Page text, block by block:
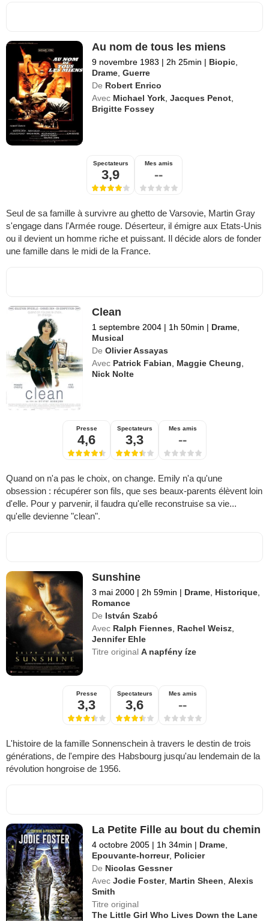
Au nom de tous les miens
9 novembre 1983 | 2h 25min | Biopic,
Drame,Guerre
De Robert Enrico
Avec Michael York,Jacques Penot,
Brigitte Fossey
Spectateurs
3,9
Mes amis
--
Seul de sa famille à survivre au ghetto de Varsovie, Martin Gray
s'engage dans l'Armée rouge. Déserteur, il émigre aux Etats-Unis
ou il devient un homme riche et puissant. Il décide alors de fonder
une famille dans le midi de la France.
Clean
1 septembre 2004 | 1h 50min | Drame,
Musical
De Olivier Assayas
Avec Patrick Fabian, Maggie Cheung,
Nick Nolte
Presse
4,6
Spectateurs
3,3
Mes amis
--
Quand on n'a pas le choix, on change. Emily n'a qu'une
obsession : récupérer son fils, que ses beaux-parents élèvent loin
d'elle. Pour y parvenir, il faudra qu'elle reconstruise sa vie...
qu'elle devienne "clean".
Sunshine
3 mai 2000 | 2h 59min | Drame, Historique,
Romance
De István Szabó
Avec Ralph Fiennes, Rachel Weisz,
Jennifer Ehle
Titre originalA napfény íze
Presse
3,3
Spectateurs
3,6
Mes amis
--
L'histoire de la famille Sonnenschein à travers le destin de trois
générations, de l'empire des Habsbourg jusqu'au lendemain de la
révolution hongroise de 1956.
La Petite Fille au bout du chemin
4 octobre 2005 | 1h 34min | Drame
Epouvante-horreur, Policier
De Nicolas Gessner
Avec Jodie Foster, Martin Sheen ,Alexis
Smith
Titre original
The Little Girl Who Lives Down the Lane